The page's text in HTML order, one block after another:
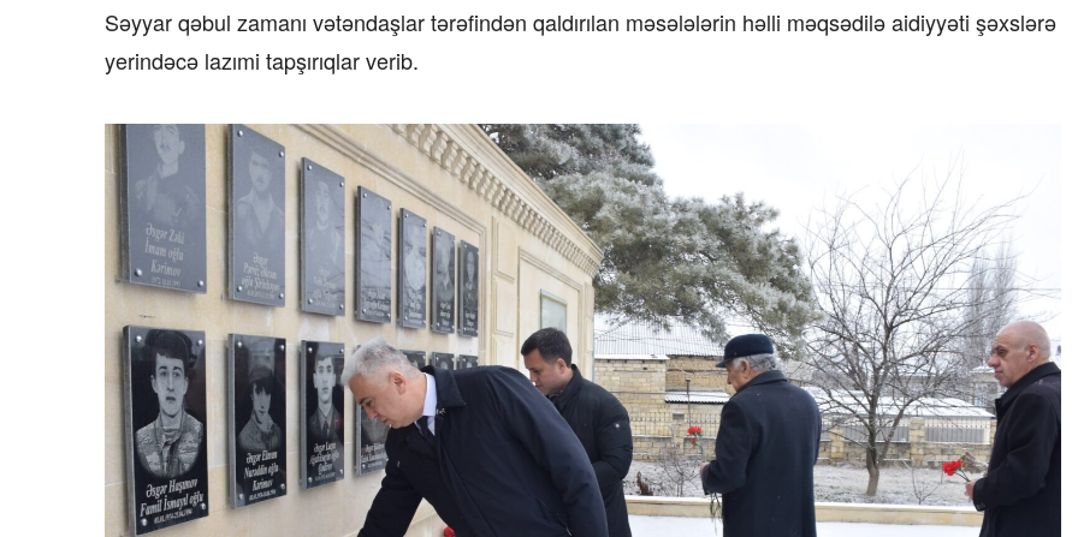
Səyyar qəbul zamanı vətəndaşlar tərəfindən qaldırılan məsələlərin həlli məqsədilə aidiyyəti şəxslərə
yerindəcə lazımi tapşırıqlar verib.